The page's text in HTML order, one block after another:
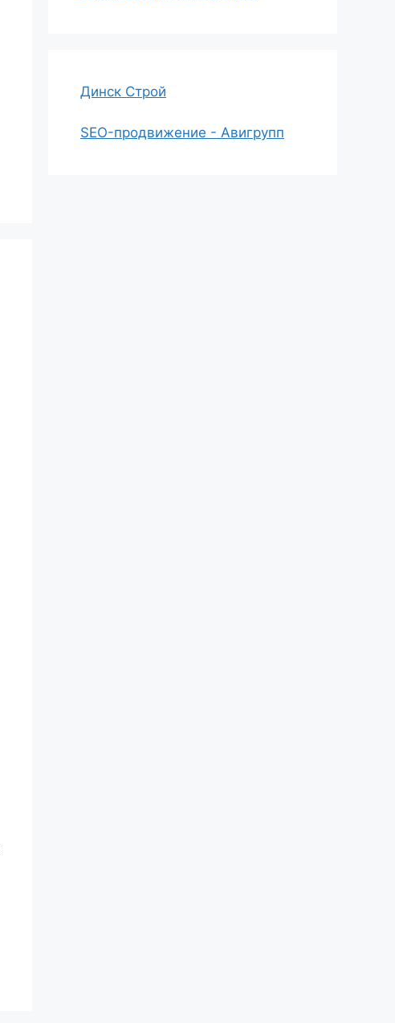
Динск Строй
SEO-продвижение - Авигрупп